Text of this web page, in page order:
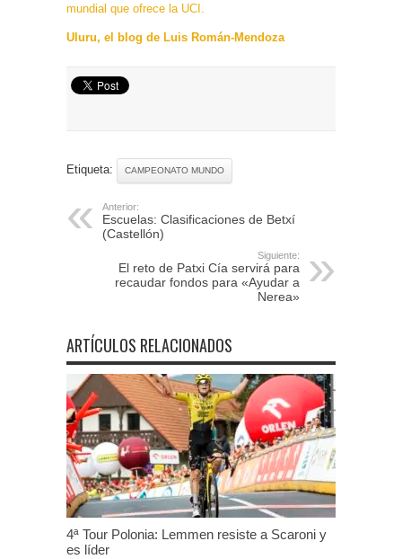
mundial que ofrece la UCI.
Uluru, el blog de Luis Román-Mendoza
Etiqueta: CAMPEONATO MUNDO
Anterior:
Escuelas: Clasificaciones de Betxí
(Castellón)
Siguiente:
El reto de Patxi Cía servirá para
recaudar fondos para «Ayudar a
Nerea»
ARTÍCULOS RELACIONADOS
4ª Tour Polonia: Lemmen resiste a Scaroni y
es líder